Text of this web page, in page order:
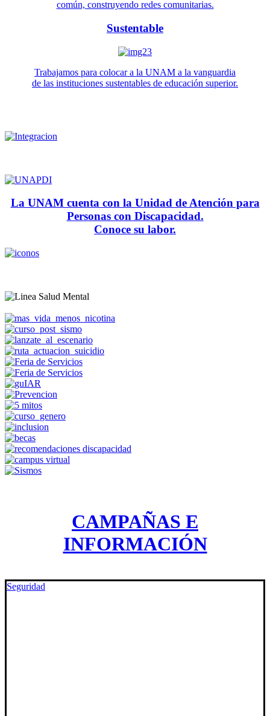
común, construyendo redes comunitarias.
Sustentable
Trabajamos para colocar a la UNAM a la vanguardia
de las instituciones sustentables de educación superior.
La UNAM cuenta con la Unidad de Atención para
Personas con Discapacidad.
Conoce su labor.
CAMPAÑAS E
INFORMACIÓN
Seguridad